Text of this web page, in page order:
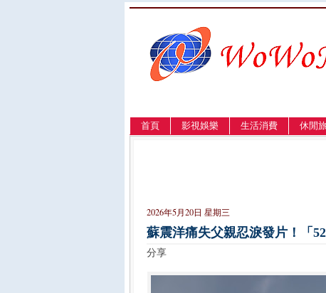
首頁 影視娛樂 生活消費 休閒
2026年5月20日 星期三
蘇震洋痛失父親忍淚發片！「
分享